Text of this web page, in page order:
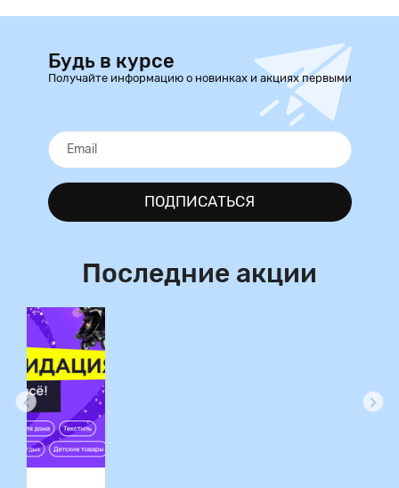
Будь в курсе
Получайте информацию о новинках и акциях первыми
ПОДПИСАТЬСЯ
Последние акции